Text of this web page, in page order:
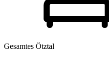
Gesamtes Ötztal